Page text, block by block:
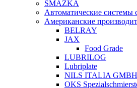
SMAZKA
Автоматические системы
Американские
BELRAY
JAX
Food Grade
LUBRILOG
Lubriplate
NILS ITALIA GMBH
OKS